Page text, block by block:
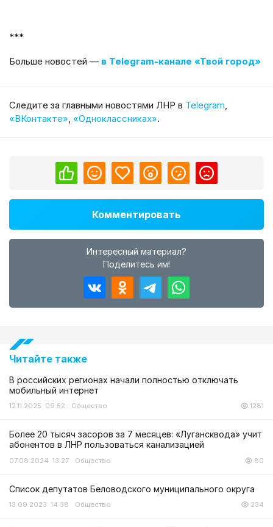
***
Больше новостей — в Telegram-канале «Твой город»
Cледите за главными новостями ЛНР в Telegram,
«ВКонтакте», «Одноклассниках».
Комментировать
Интересный материал?
Поделитесь им!
Читайте также
В российских регионах начали полностью отключать
мобильный интернет
12.11.2025 09:52 Общество 1281
Более 20 тысяч засоров за 7 месяцев: «Лугансквода» учит
абонентов в ЛНР пользоваться канализацией
07.08.2024 13:27 Общество 80
Список депутатов Беловодского муниципального округа
13.09.2023 14:38 Общество 234